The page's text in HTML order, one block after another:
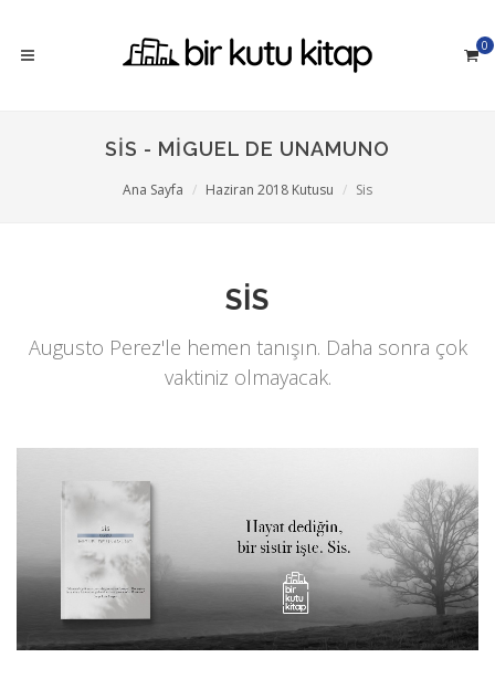
0
SIS - MIGUEL DE UNAMUNO
Ana Sayfa Haziran 2018 Kutusu Sis
SIS
Augusto Perez'le hemen tanışın. Daha sonra çok
vaktiniz olmayacak.